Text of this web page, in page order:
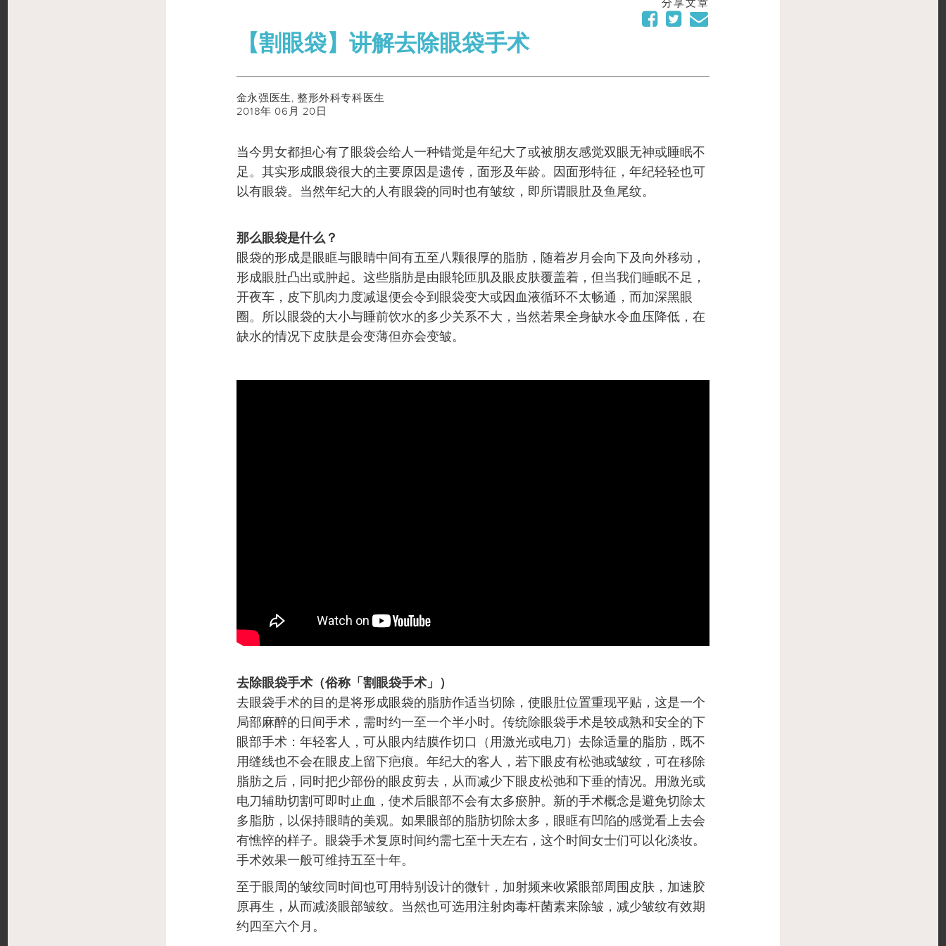
分享文章
【割眼袋】讲解去除眼袋手术
金永强医生,整形外科专科医生
2018年 06月 20日
当今男女都担心有了眼袋会给人一种错觉是年纪大了或被朋友感觉双眼无神或睡眠不
足。其实形成眼袋很大的主要原因是遗传，面形及年龄。因面形特征，年纪轻轻也可
以有眼袋。当然年纪大的人有眼袋的同时也有皱纹，即所谓眼肚及鱼尾纹。
那么眼袋是什么？
眼袋的形成是眼眶与眼睛中间有五至八颗很厚的脂肪，随着岁月会向下及向外移动，
形成眼肚凸出或肿起。这些脂肪是由眼轮匝肌及眼皮肤覆盖着，但当我们睡眠不足，
开夜车，皮下肌肉力度减退便会令到眼袋变大或因血液循环不太畅通，而加深黑眼
圈。所以眼袋的大小与睡前饮水的多少关系不大，当然若果全身缺水令血压降低，在
缺水的情况下皮肤是会变薄但亦会变皱。
去除眼袋手术（俗称「割眼袋手术」）
去眼袋手术的目的是将形成眼袋的脂肪作适当切除，使眼肚位置重现平贴，这是一个
局部麻醉的日间手术，需时约一至一个半小时。传统除眼袋手术是较成熟和安全的下
眼部手术：年轻客人，可从眼内结膜作切口（用激光或电刀）去除适量的脂肪，既不
用缝线也不会在眼皮上留下疤痕。年纪大的客人，若下眼皮有松弛或皱纹，可在移除
脂肪之后，同时把少部份的眼皮剪去，从而减少下眼皮松弛和下垂的情况。用激光或
电刀辅助切割可即时止血，使术后眼部不会有太多瘀肿。新的手术概念是避免切除太
多脂肪，以保持眼睛的美观。如果眼部的脂肪切除太多，眼眶有凹陷的感觉看上去会
有憔悴的样子。眼袋手术复原时间约需七至十天左右，这个时间女士们可以化淡妆。
手术效果一般可维持五至十年。
至于眼周的皱纹同时间也可用特别设计的微针，加射频来收紧眼部周围皮肤，加速胶
原再生，从而减淡眼部皱纹。当然也可选用注射肉毒杆菌素来除皱，减少皱纹有效期
约四至六个月。